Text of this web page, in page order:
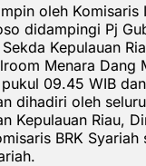
oleh Komisaris
didampingi Pj
Kepulauan
Menara Dang
09.45 WIB
dihadiri oleh
Kepulauan Riau,
BRK Syariah